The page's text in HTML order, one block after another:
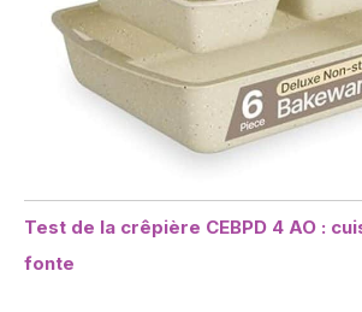
Test de la crêpière CEBPD 4 AO :
fonte